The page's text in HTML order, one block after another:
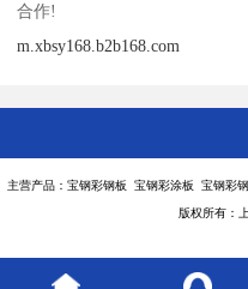
合作!
m.xbsy168.b2b168.com
主营产品：宝钢彩钢板 宝钢彩涂板 宝钢彩
版权所有：